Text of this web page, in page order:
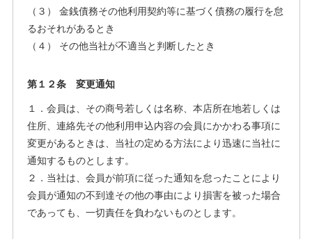
（３） 金銭債務その他利用契約等に基づく債務の履行を怠
るおそれがあるとき
（４） その他当社が不適当と判断したとき
第１２条 変更通知
１．会員は、その商号若しくは名称、本店所在地若しくは
住所、連絡先その他利用申込内容の会員にかかわる事項に
変更があるときは、当社の定める方法により迅速に当社に
通知するものとします。
２．当社は、会員が前項に従った通知を怠ったことにより
会員が通知の不到達その他の事由により損害を被った場合
であっても、一切責任を負わないものとします。